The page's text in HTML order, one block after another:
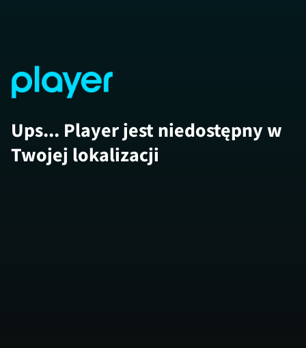
Ups... Player jest niedostępny w
Twojej lokalizacji